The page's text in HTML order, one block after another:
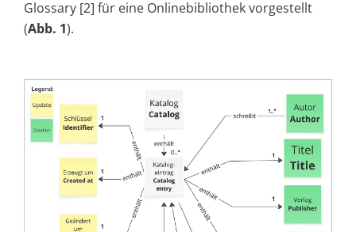
Glossary [2] für eine Onlinebibliothek vorgestellt
(Abb. 1).